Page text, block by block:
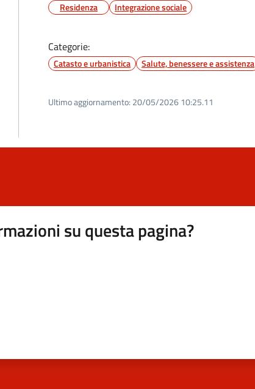
Residenza Integrazione sociale
Categorie:
Catasto e urbanistica Salute, benessere e assistenza
Ultimo aggiornamento: 20/05/2026 10:25.11
su questa pagina?